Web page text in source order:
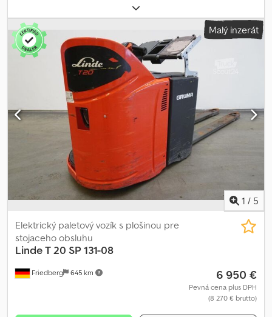
375 Ach
nosiča vidlíc:540 mm, dĺžka vidlíc:2 400 mm, pohotovostná
hmotnosť:
, celková šírka: 790
mm, palivo: elektrina, - Aquamatic s batériou Crsdpfx Adsy Tcn
Rstjf - Vozidlová zástrčka REMA 160A - Bočná výmena batérie
pomocou valcov - Ostatné, 540 / 2400 / 188 mm - Prístupová
kontrola: PIN kód - Batériový kábel s flexibilným koncom -
Označenie Linde - Úroveň výkonu: Efficiency - Mokrá batéria >
210 Ah - Balenie č. 2 - RAL 2002 červená - Znížená rýchlosť pri
nízkom zdvihovom výkone - Symetrické dvojité ramená - Plne
odpružené pracovisko vodiča - Príprava na mokré batérie - LSP
0,6 Referencia: MANL1067070
Malý inzerát
1 / 5
Friedberg 645 km
Elektrický paletový vozík s plošinou pre
stojaceho obsluhu
LindeT 20 SP 131-08
6 950 €
Pevná cena plus DPH
(8 270 € brutto)